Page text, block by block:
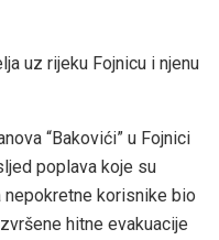
uz rijeku Fojnicu i njenu
“Bakovići” u Fojnici
poplava koje su
korisnike bio
hitne evakuacije